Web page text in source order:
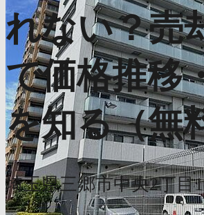
れない？売
で価格推移
を知る（無
埼玉県三郷市中央2丁目